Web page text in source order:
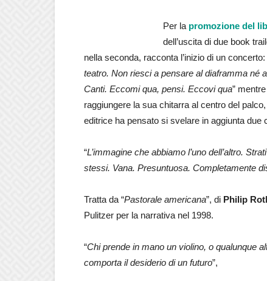
Per la promozione del
dell’uscita di due book
nella seconda, racconta l’inizio di un concerto:
teatro. Non riesci a pensare al diaframma né
Canti. Eccomi qua, pensi. Eccovi qua”
raggiungere la sua chitarra al centro del
editrice ha pensato si svelare in aggiunta
“L’immagine che abbiamo l’uno dell’altro.
stessi. Vana. Presuntuosa. Completamente
Tratta da “Pastorale americana”, di Philip
Pulitzer per la narrativa nel 1998.
“Chi prende in mano un violino, o qualunque
comporta il desiderio di un futuro”,